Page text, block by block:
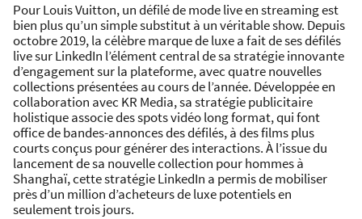
Pour Louis Vuitton, un défilé de mode live en streaming est
bien plus qu’un simple substitut à un véritable show. Depuis
octobre 2019, la célèbre marque de luxe a fait de ses défilés
live sur LinkedIn l’élément central de sa stratégie innovante
d’engagement sur la plateforme, avec quatre nouvelles
collections présentées au cours de l’année. Développée en
collaboration avec KR Media, sa stratégie publicitaire
holistique associe des spots vidéo long format, qui font
office de bandes-annonces des défilés, à des films plus
courts conçus pour générer des interactions. À l’issue du
lancement de sa nouvelle collection pour hommes à
Shanghaï, cette stratégie LinkedIn a permis de mobiliser
près d’un million d’acheteurs de luxe potentiels en
seulement trois jours.